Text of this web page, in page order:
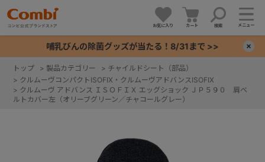
お気に入り カート 検索 メニュー
哺乳びんの除菌グッズが当たる！8/31まで >>
トップ > 製品カテゴリー > チャイルドシート（部品）
> クルムーヴコンパクトISOFIX・クルムーヴアドバンスISOFIX
> クルムーヴ アドバンス ＩＳＯＦＩＸ エッグショック ＪＰ５９０ 肩ベ
ルトカバー左（オリーブグリーン／チャコールグレー）